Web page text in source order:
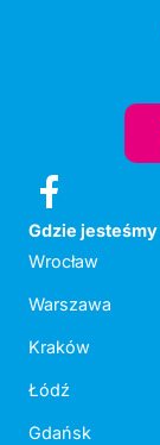
Gdzie jesteśmy
Wrocław
Warszawa
Kraków
Łódź
Gdańsk